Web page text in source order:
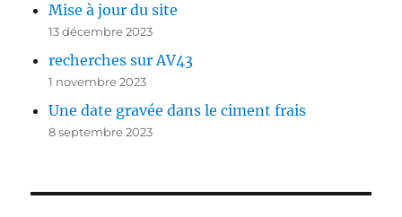
Mise à jour du site
13 décembre 2023
recherches sur AV43
1 novembre 2023
Une date gravée dans le ciment frais
8 septembre 2023